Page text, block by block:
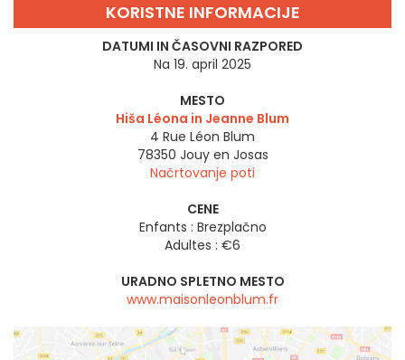
KORISTNE INFORMACIJE
DATUMI IN ČASOVNI RAZPORED
Na 19. april 2025
MESTO
Hiša Léona in Jeanne Blum
4 Rue Léon Blum
78350 Jouy en Josas
Načrtovanje poti
CENE
Enfants : Brezplačno
Adultes : €6
URADNO SPLETNO MESTO
www.maisonleonblum.fr